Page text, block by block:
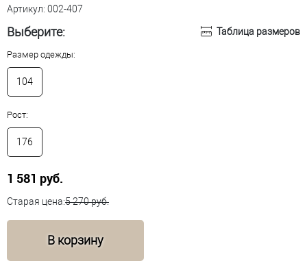
Артикул: 002-407
Выберите: Таблица размеров
Размер одежды:
104
Рост:
176
1 581 руб.
Старая цена:5 270 руб.
В корзину